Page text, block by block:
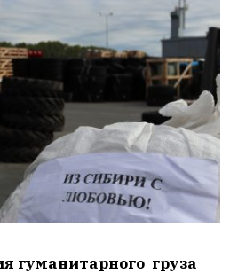
гуманитарного груза